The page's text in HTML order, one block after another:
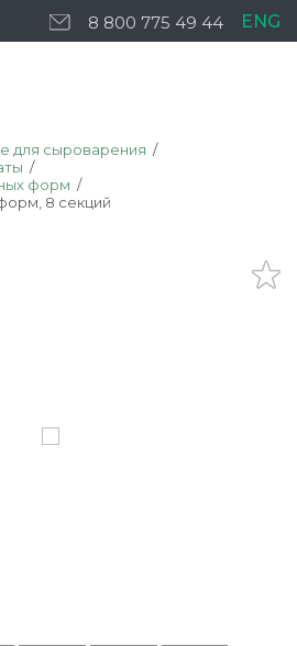
8 800 775 49 44 ENG
для сыроварения
форм
8 секций